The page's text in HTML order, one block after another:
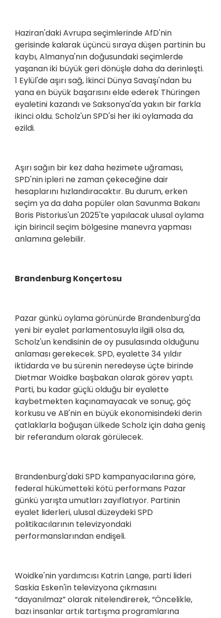
Haziran'daki Avrupa seçimlerinde AfD'nin
gerisinde kalarak üçüncü sıraya düşen partinin bu
kaybı, Almanya'nın doğusundaki seçimlerde
yaşanan iki büyük geri dönüşle daha da derinleşti.
1 Eylül'de aşırı sağ, İkinci Dünya Savaşı'ndan bu
yana en büyük başarısını elde ederek Thüringen
eyaletini kazandı ve Saksonya'da yakın bir farkla
ikinci oldu. Scholz'un SPD'si her iki oylamada da
ezildi.
Aşırı sağın bir kez daha hezimete uğraması,
SPD'nin ipleri ne zaman çekeceğine dair
hesaplarını hızlandıracaktır. Bu durum, erken
seçim ya da daha popüler olan Savunma Bakanı
Boris Pistorius'un 2025'te yapılacak ulusal oylama
için birincil seçim bölgesine manevra yapması
anlamına gelebilir.
Brandenburg Konçertosu
Pazar günkü oylama görünürde Brandenburg'da
yeni bir eyalet parlamentosuyla ilgili olsa da,
Scholz'un kendisinin de oy pusulasında olduğunu
anlaması gerekecek. SPD, eyalette 34 yıldır
iktidarda ve bu sürenin neredeyse üçte birinde
Dietmar Woidke başbakan olarak görev yaptı.
Parti, bu kadar güçlü olduğu bir eyalette
kaybetmekten kaçınamayacak ve sonuç, göç
korkusu ve AB'nin en büyük ekonomisindeki derin
çatlaklarla boğuşan ülkede Scholz için daha geniş
bir referandum olarak görülecek.
Brandenburg'daki SPD kampanyacılarına göre,
federal hükümetteki kötü performans Pazar
günkü yarışta umutları zayıflatıyor. Partinin
eyalet liderleri, ulusal düzeydeki SPD
politikacılarının televizyondaki
performanslarından endişeli.
Woidke'nin yardımcısı Katrin Lange, parti lideri
Saskia Esken'in televizyona çıkmasını
“dayanılmaz” olarak nitelendirerek, “Öncelikle,
bazı insanlar artık tartışma programlarına